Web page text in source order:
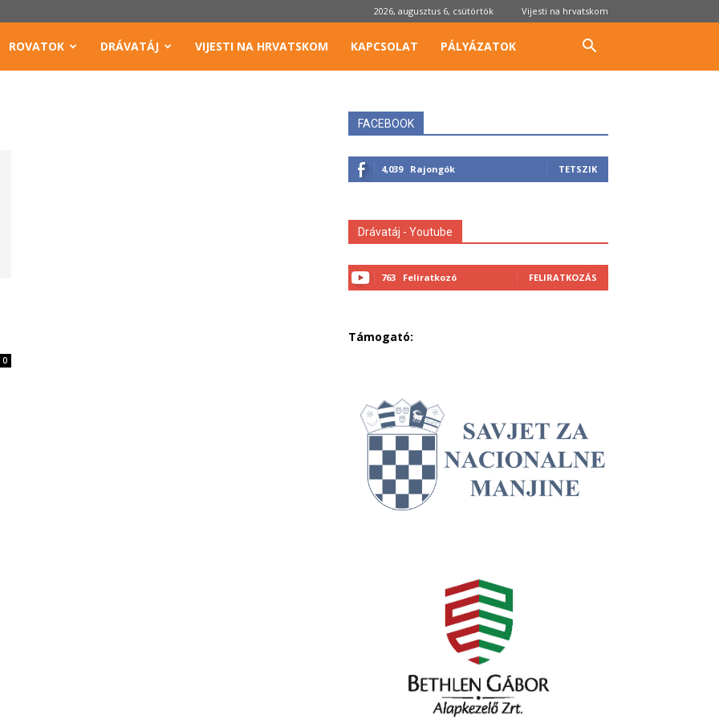
2026, augusztus 6, csütörtök Vijesti na hrvatskom
ROVATOK DRÁVATÁJ VIJESTI NA HRVATSKOM KAPCSOLAT PÁLYÁZATOK
0
FACEBOOK
4,039 Rajongók TETSZIK
Drávatáj - Youtube
763 Feliratkozó FELIRATKOZÁS
Támogató: